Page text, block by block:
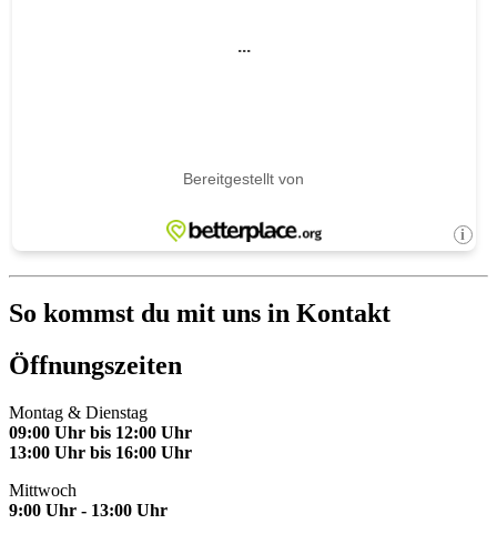
So kommst du mit uns in Kontakt
Öffnungszeiten
Montag & Dienstag
09:00 Uhr bis 12:00 Uhr
13:00 Uhr bis 16:00 Uhr
Mittwoch
9:00 Uhr - 13:00 Uhr